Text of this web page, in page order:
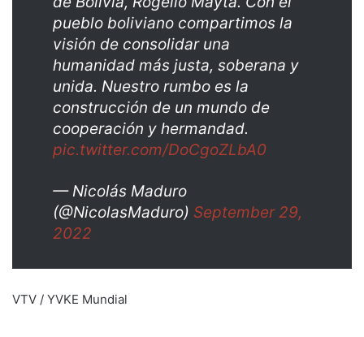
pueblo boliviano compartimos la
visión de consolidar una
humanidad más justa, soberana y
unida. Nuestro rumbo es la
construcción de un mundo de
cooperación y hermandad.
pic.twitter.com/DoCgoZLbA0
— Nicolás Maduro
(@NicolasMaduro) September 29,
2022
VTV / YVKE Mundial